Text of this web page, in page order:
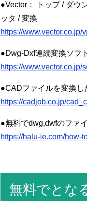
●Vector： トップ / ダウ
ッタ / 変換
https://
●Dwg-Dxf連続変換ソフ
https://www.vector.co.jp/
●CADファイルを変換し
https://cadjob.co.jp/
●無料でdwg,dwfのファ
https://halu-ie.com/how-
無料でとな